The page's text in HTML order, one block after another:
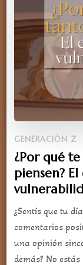
GENERACIÓN Z
¿Por qué
piensen?
¿Sentís que tu
comentarios
una opinión
demás? No